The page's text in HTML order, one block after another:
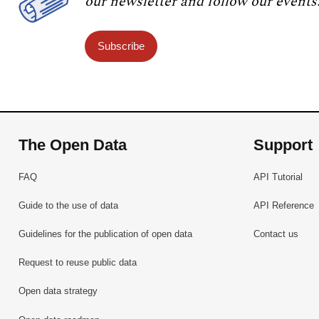
Subscribe
The Open Data
FAQ
Guide to the use of data
Guidelines for the publication of open data
Request to reuse public data
Open data strategy
Support
API Tutorial
API Reference
Contact us